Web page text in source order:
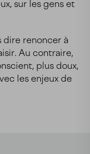
sur les gens et
dire renoncer à
Au contraire,
plus doux,
les enjeux de